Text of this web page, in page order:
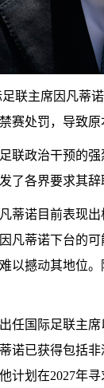
联主席因凡蒂
赛处罚，导致原
联政治干预的
了各界要求其辞
蒂诺目前表现
凡蒂诺下台的
以撼动其地位
任国际足联主
诺已获得包括
计划在2027年